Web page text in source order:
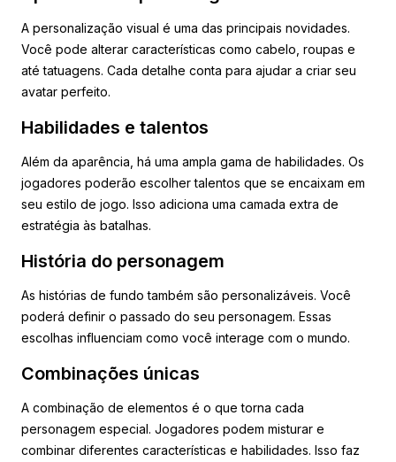
A personalização visual é uma das principais novidades.
Você pode alterar características como cabelo, roupas e
até tatuagens. Cada detalhe conta para ajudar a criar seu
avatar perfeito.
Habilidades e talentos
Além da aparência, há uma ampla gama de habilidades. Os
jogadores poderão escolher talentos que se encaixam em
seu estilo de jogo. Isso adiciona uma camada extra de
estratégia às batalhas.
História do personagem
As histórias de fundo também são personalizáveis. Você
poderá definir o passado do seu personagem. Essas
escolhas influenciam como você interage com o mundo.
Combinações únicas
A combinação de elementos é o que torna cada
personagem especial. Jogadores podem misturar e
combinar diferentes características e habilidades. Isso faz